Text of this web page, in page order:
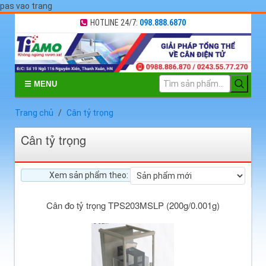
pas vao trang
HOTLINE 24/7: 098.888.6870
☰ MENU
Trang chủ Cân tỷ trọng
Cân tỷ trọng
Xem sản phẩm theo:
Cân đo tỷ trọng TPS203MSLP (200g/0.001g)